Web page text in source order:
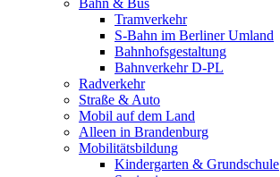
Bahn & Bus
Tramverkehr
S-Bahn im Berliner Umland
Bahnhofsgestaltung
Bahnverkehr D-PL
Radverkehr
Straße & Auto
Mobil auf dem Land
Alleen in Brandenburg
Mobilitätsbildung
Kindergarten & Grundschule